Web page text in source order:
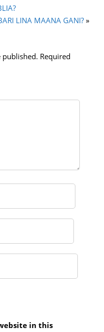
LINA MAANA GANI? »
published. Required
in this